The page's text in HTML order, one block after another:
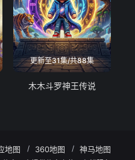
更新至31集/共88集
木木斗罗神王传说
地图 360地图 神马地图